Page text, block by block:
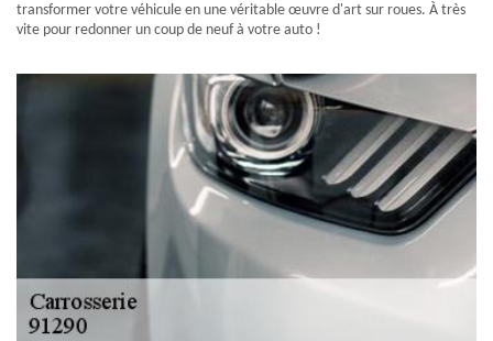
transformer votre véhicule en une véritable œuvre d'art sur roues. À très
vite pour redonner un coup de neuf à votre auto !